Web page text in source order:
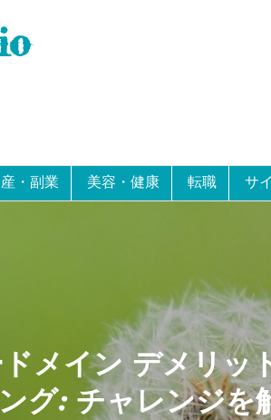
・副業 美容・健康 転職 サ
ドメイン デメリッ
グ: チャレンジを